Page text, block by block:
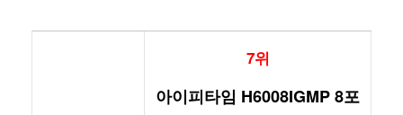
7위
아이피타임 H6008IGMP 8포